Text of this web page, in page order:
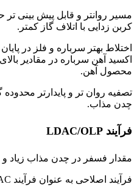
مسیر روانتر و قابل پیش بینی
کربن زدایی با اتلاف گاز کمتر.
اختلاط بهتر سرباره و فلز در
اکسید آهن سرباره در مقادیر
محصول آهن.
تصفیه روان تر و پایدارتر
چدن مذاب.
فرآیند LDAC/OLP
مقدار فسفر در چدن مذاب زیاد و در حدود
فرآیند اصلاحی به عنوان فرآیند LDAC یا OLP